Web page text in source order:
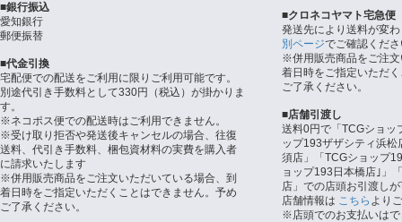
■銀行振込
愛知銀行
郵便振替
■代金引換
宅配便での配送をご利用に限りご利用可能です。
別途代引き手数料として330円（税込）が掛かりま
す。
※ネコポス便での配送時はご利用できません。
※受け取り拒否や発送後キャンセルの場合、往復
送料、代引き手数料、梱包資材料の実費を購入者
に請求いたします
※併用販売商品をご注文いただいている場合、到
着日時をご指定いただくことはできません。予め
ご了承ください。
■クロネコヤマト宅急便
発送先により送料が変
別ページでご確認くだ
※併用販売商品をご注
着日時をご指定いただ
ご了承ください。
■店舗引渡し
送料0円で「TCGショッ
ップ193ザザシティ浜
須店」「TCGショップ
ョップ193日本橋店｣」
店」での店頭お引渡し
店舗情報は こちら より
※店頭でのお支払いは